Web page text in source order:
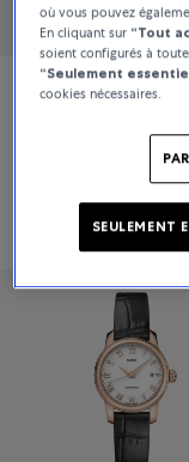
Mido
où vous pouvez
En cliquant sur “Tout
soient configurés à
“Seulement
cookies nécessaires.
SEULEMENT